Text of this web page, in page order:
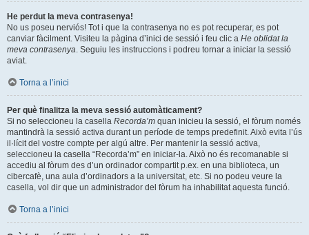
He perdut la meva contrasenya!
No us poseu nerviós! Tot i que la contrasenya no es pot recuperar, es pot
canviar fàcilment. Visiteu la pàgina d’inici de sessió i feu clic a He oblidat la
meva contrasenya. Seguiu les instruccions i podreu tornar a iniciar la sessió
aviat.
Torna a l’inici
Per què finalitza la meva sessió automàticament?
Si no seleccioneu la casella Recorda’m quan inicieu la sessió, el fòrum només
mantindrà la sessió activa durant un període de temps predefinit. Això evita l’ús
il·lícit del vostre compte per algú altre. Per mantenir la sessió activa,
seleccioneu la casella “Recorda’m” en iniciar-la. Això no és recomanable si
accediu al fòrum des d’un ordinador compartit p.ex. en una biblioteca, un
cibercafè, una aula d’ordinadors a la universitat, etc. Si no podeu veure la
casella, vol dir que un administrador del fòrum ha inhabilitat aquesta funció.
Torna a l’inici